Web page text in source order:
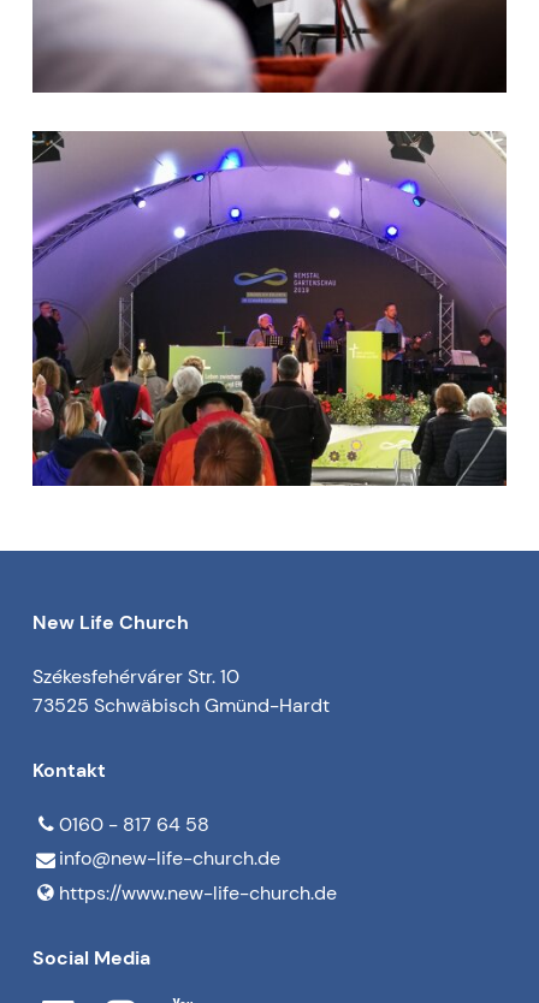
New Life Church
Székesfehérvárer Str. 10
73525 Schwäbisch Gmünd-Hardt
Kontakt
0160 - 817 64 58
info@​new-life-church.​de
https://www.​new-life-church.​de
Social Media